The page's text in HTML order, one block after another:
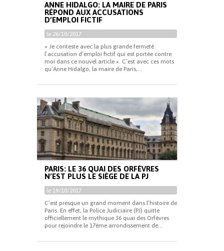
ANNE HIDALGO: LA MAIRE DE PARIS
RÉPOND AUX ACCUSATIONS
D’EMPLOI FICTIF
le 26/10/2017
« Je conteste avec la plus grande fermeté
l’accusation d’emploi fictif qui est portée contre
moi dans ce nouvel article ». C’est avec ces mots
qu’Anne Hidalgo, la maire de Paris,...
PARIS: LE 36 QUAI DES ORFÈVRES
N’EST PLUS LE SIÈGE DE LA PJ
le 19/10/2017
C’est presque un grand moment dans l’histoire de
Paris. En effet, la Police Judiciaire (PJ) quitte
officiellement le mythique 36 quai des Orfèvres
pour rejoindre le 17ème arrondissement de...